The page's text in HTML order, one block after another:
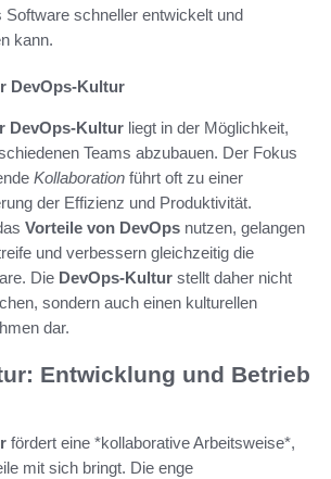
Software schneller entwickelt und
kann.
DevOps-Kultur
DevOps-Kultur liegt in der Möglichkeit,
Teams abzubauen. Der Fokus
Kollaboration führt oft zu einer
der Effizienz und Produktivität.
Vorteile von DevOps nutzen, gelangen
und verbessern gleichzeitig die
Die DevOps-Kultur stellt daher nicht
sondern auch einen kulturellen
dar.
Entwicklung und Betrieb
fördert eine *kollaborative Arbeitsweise*,
mit sich bringt. Die enge